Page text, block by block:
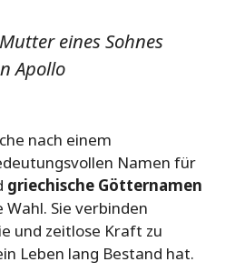
eines Sohnes
Apollo
nach einem
Namen für
griechische Götternamen
Sie verbinden
und zeitlose Kraft zu
Leben lang Bestand hat.